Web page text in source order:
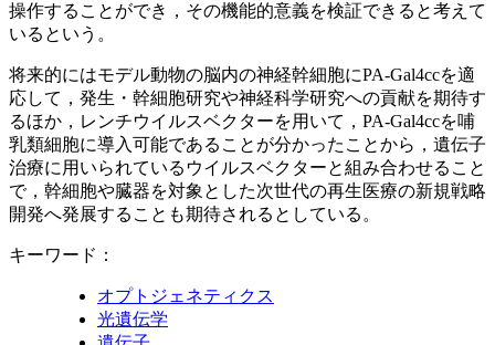
操作することができ，その機能的意義を検証できると考えて
いるという。
将来的にはモデル動物の脳内の神経幹細胞にPA-Gal4ccを適
応して，発生・幹細胞研究や神経科学研究への貢献を期待す
るほか，レンチウイルスベクターを用いて，PA-Gal4ccを哺
乳類細胞に導入可能であることが分かったことから，遺伝子
治療に用いられているウイルスベクターと組み合わせること
で，幹細胞や臓器を対象とした次世代の再生医療の新規戦略
開発へ発展することも期待されるとしている。
キーワード：
オプトジェネティクス
光遺伝学